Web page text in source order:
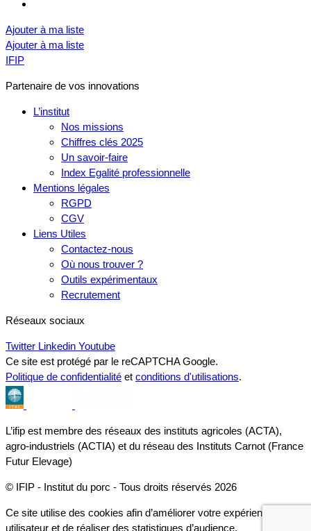
Ajouter à ma liste
Ajouter à ma liste
IFIP
Partenaire de vos innovations
L’institut
Nos missions
Chiffres clés 2025
Un savoir-faire
Index Egalité professionnelle
Mentions légales
RGPD
CGV
Liens Utiles
Contactez-nous
Où nous trouver ?
Outils expérimentaux
Recrutement
Réseaux sociaux
Twitter Linkedin Youtube
Ce site est protégé par le reCAPTCHA Google.
Politique de confidentialité et conditions d'utilisations.
L’ifip est membre des réseaux des instituts agricoles (ACTA),
agro-industriels (ACTIA) et du réseau des Instituts Carnot (France
Futur Elevage)
© IFIP - Institut du porc - Tous droits réservés 2026
Ce site utilise des cookies afin d’améliorer votre expérience
utilisateur et de réaliser des statistiques d’audience.